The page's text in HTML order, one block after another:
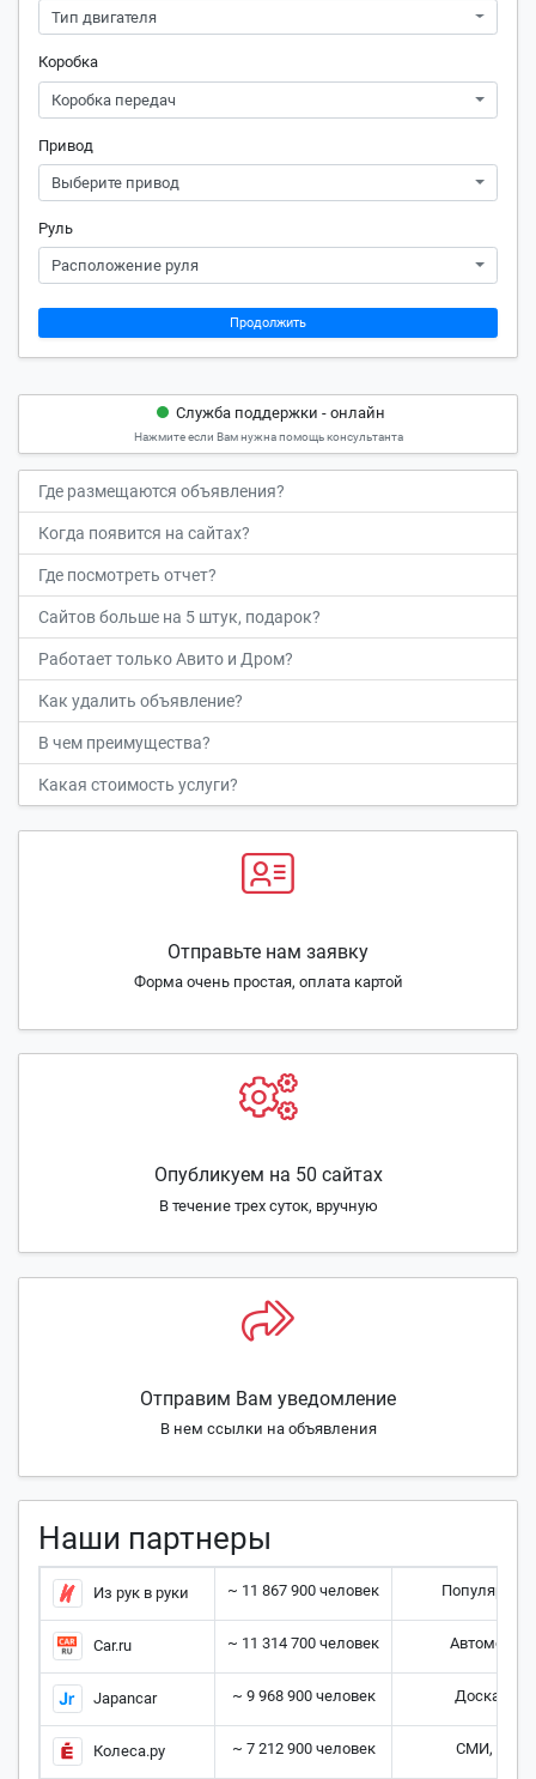
Служба поддержки - онлайн
Нажмите если Вам нужна помощь консультанта
Где размещаются объявления?
Когда появится на сайтах?
Где посмотреть отчет?
Сайтов больше на 5 штук, подарок?
Работает только Авито и Дром?
Как удалить объявление?
В чем преимущества?
Какая стоимость услуги?
Тип двигателя
Коробка
Коробка передач
Привод
Выберите привод
Руль
Расположение руля
Продолжить
Отправьте нам заявку
Форма очень простая, оплата картой
Опубликуем на 50 сайтах
В течение трех суток, вручную
Отправим Вам уведомление
В нем ссылки на объявления
Наши партнеры
Из рук в руки ~ 11 867 900 человек Популярная
Car.ru ~ 11 314 700 человек
Japancar ~ 9 968 900 человек Доска
Колеса.ру ~ 7 212 900 человек СМИ, на